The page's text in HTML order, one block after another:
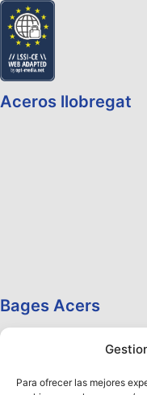
Para ofrecer las mejores
Aceros llobregat
Bages Acers